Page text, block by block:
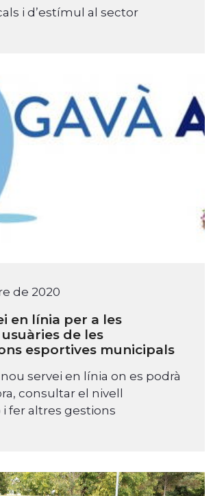
i d’estímul al sector
de 2020
en línia per a les
de les
esportives municipals
nou servei en línia on es podrà
consultar el nivell
i fer altres gestions